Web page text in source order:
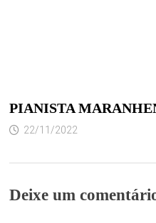
PIANISTA
22/11/2022
Deixe um